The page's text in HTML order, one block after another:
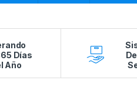
Días
Año